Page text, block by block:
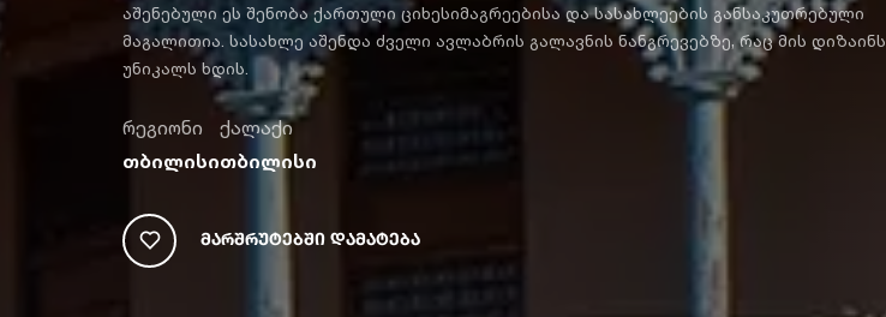
აშენებული ეს შენობა ქართული ციხესიმაგრეებისა და სასახლეების განსაკუთრებული
მაგალითია. სასახლე აშენდა ძველი ავლაბრის გალავნის ნანგრევებზე, რაც მის დიზაინს
უნიკალს ხდის.
რეგიონი
თბილისი
ქალაქი
თბილისი
Მარშრუტებში Დამატება